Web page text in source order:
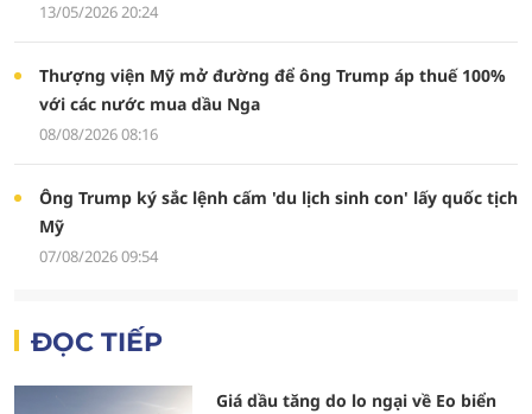
13/05/2026 20:24
Thượng viện Mỹ mở đường để ông Trump áp thuế 100%
với các nước mua dầu Nga
08/08/2026 08:16
Ông Trump ký sắc lệnh cấm 'du lịch sinh con' lấy quốc tịch
Mỹ
07/08/2026 09:54
ĐỌC TIẾP
Giá dầu tăng do lo ngại về Eo biển